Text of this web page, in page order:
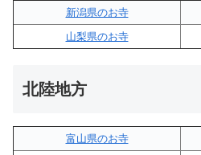
新潟県のお寺
山梨県のお寺
北陸地方
富山県のお寺